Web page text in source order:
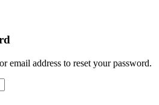
email address to reset your password.